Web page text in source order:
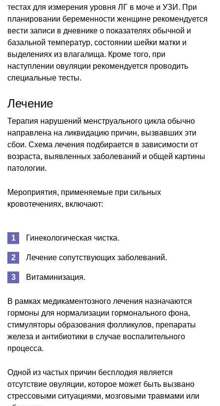
тестах для измерения уровня ЛГ в моче и УЗИ. При
планировании беременности женщине рекомендуется
вести записи в дневнике о показателях обычной и
базальной температур, состоянии шейки матки и
выделениях из влагалища. Кроме того, при
наступлении овуляции рекомендуется проводить
специальные тесты.
Лечение
Терапия нарушений менструального цикла обычно
направлена на ликвидацию причин, вызвавших эти
сбои. Схема лечения подбирается в зависимости от
возраста, выявленных заболеваний и общей картины
патологии.
Мероприятия, применяемые при сильных
кровотечениях, включают:
Гинекологическая чистка.
Лечение сопутствующих заболеваний.
Витаминизация.
В рамках медикаментозного лечения назначаются
гормоны для нормализации гормонального фона,
стимуляторы образования фолликулов, препараты
железа и антибиотики в случае воспалительного
процесса.
Одной из частых причин бесплодия является
отсутствие овуляции, которое может быть вызвано
стрессовыми ситуациями, мозговыми травмами или